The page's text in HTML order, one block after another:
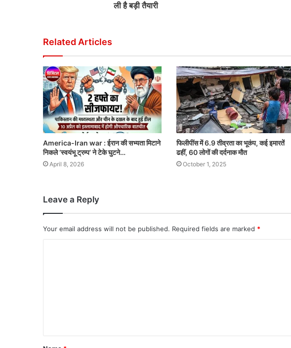
ली है बड़ी तैयारी
Related Articles
America-Iran war : ईरान की सभ्यता मिटाने
निकले ‘स्वयंभू ट्रम्प’ ने टेके घुटने…
April 8, 2026
फिलीपींस में 6.9 तीव्रता का भूकंप, कई इमारतें
ढहीं, 60 लोगों की दर्दनाक मौत
October 1, 2025
Leave a Reply
Your email address will not be published. Required fields are marked *